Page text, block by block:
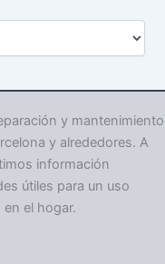
y mantenimiento
y alrededores. A
información
útiles para un uso
el hogar.